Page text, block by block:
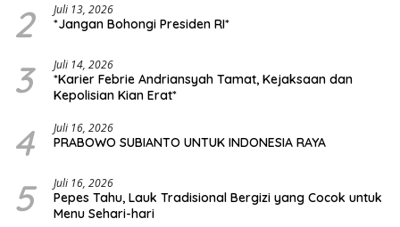
2 Juli 13, 2026
*Jangan Bohongi Presiden RI*
3 Juli 14, 2026
*Karier Febrie Andriansyah Tamat, Kejaksaan dan
Kepolisian Kian Erat*
4 Juli 16, 2026
PRABOWO SUBIANTO UNTUK INDONESIA RAYA
5 Juli 16, 2026
Pepes Tahu, Lauk Tradisional Bergizi yang Cocok untuk
Menu Sehari-hari